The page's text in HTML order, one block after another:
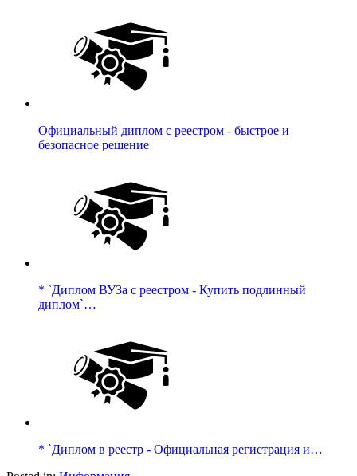
Официальный диплом с реестром - быстрое и
безопасное решение
* `Диплом ВУЗа с реестром - Купить подлинный
диплом`…
* `Диплом в реестр - Официальная регистрация и…